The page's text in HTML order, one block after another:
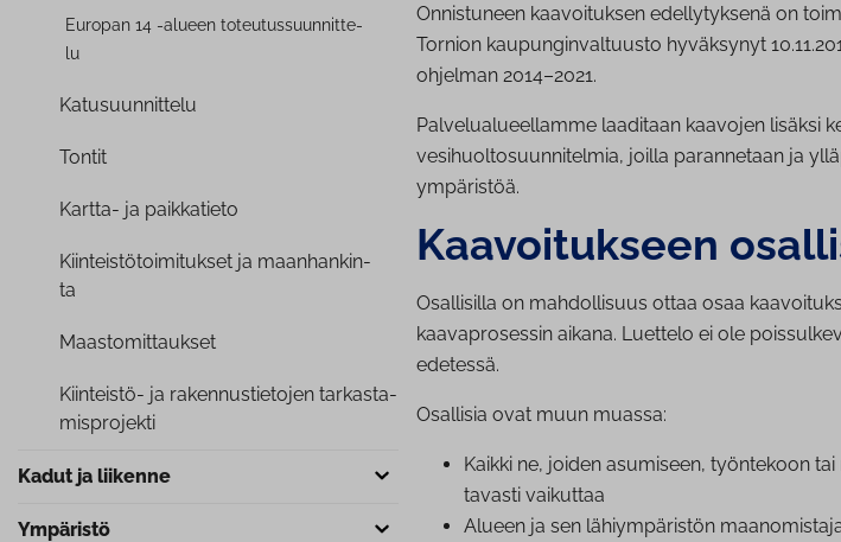
Europan 14 -alueen to­teu­tus­suun­nit­te­
lu
Ka­tusuun­nit­te­lu
Tontit
Kartta- ja paikkatieto
Kiin­teis­tö­toi­mi­tuk­set ja maan­han­kin­
ta
Maas­to­mit­tauk­set
Kiinteistö- ja ra­ken­nus­tie­to­jen tar­kas­ta­
mispro­jek­ti
Kadut ja liikenne
Ympäristö
Onnistuneen kaavoituksen edellytyksenä on
Tornion kaupunginvaltuusto hyväksynyt
ohjelman 2014–2021.
Palvelualueellamme laaditaan kaavojen lisäksi
vesihuoltosuunnitelmia, joilla parannetaan ja
ympäristöä.
Kaa­voi­tuk­seen
Osallisilla on mahdollisuus ottaa osaa
kaavaprosessin aikana. Luettelo ei ole
edetessä.
Osallisia ovat muun muassa:
Kaikki ne, joiden asumiseen, työntekoon
ta­vas­ti vaikuttaa
Alueen ja sen lä­hiym­pä­ris­tön